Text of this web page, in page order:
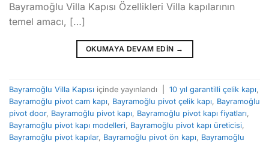
Bayramoğlu Villa Kapısı Özellikleri Villa kapılarının
temel amacı, […]
OKUMAYA DEVAM EDIN →
Bayramoğlu Villa Kapısı içinde yayınlandı 10 yıl garantilli çelik kapı,
Bayramoğlu pivot cam kapı, Bayramoğlu pivot çelik kapı, Bayramoğlu
pivot door, Bayramoğlu pivot kapı, Bayramoğlu pivot kapı fiyatları,
Bayramoğlu pivot kapı modelleri, Bayramoğlu pivot kapı üreticisi,
Bayramoğlu pivot kapılar, Bayramoğlu pivot ön kapı, Bayramoğlu